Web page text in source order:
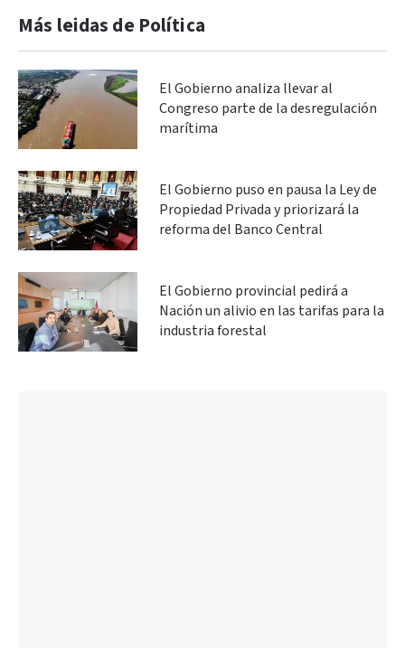
Más leidas de Política
El Gobierno analiza llevar al
Congreso parte de la desregulación
marítima
El Gobierno puso en pausa la Ley de
Propiedad Privada y priorizará la
reforma del Banco Central
El Gobierno provincial pedirá a
Nación un alivio en las tarifas para la
industria forestal